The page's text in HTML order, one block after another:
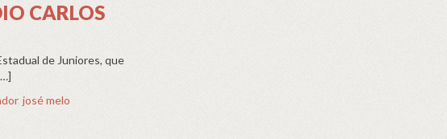
CARLOS
de Juniores, que
, josé melo